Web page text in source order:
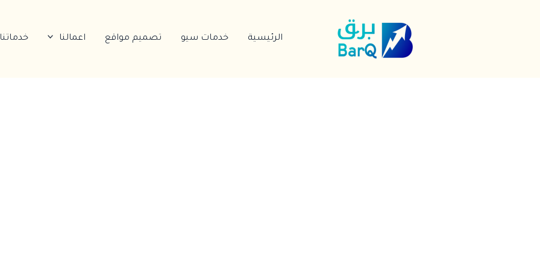
الرئيسية خدمات سيو تصميم مواقع اعمالنا خدماتنا